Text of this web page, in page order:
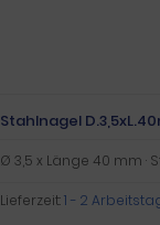
Stahlnagel
Ø 3,5 x Länge 40 mm ·
Lieferzeit:1 - 2